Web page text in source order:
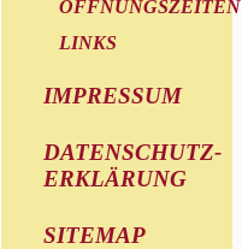
ÖFFNUNGSZEITEN
LINKS
IMPRESSUM
DATENSCHUTZ-
ERKLÄRUNG
SITEMAP